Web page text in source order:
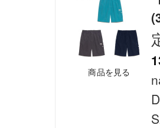
商品を見る